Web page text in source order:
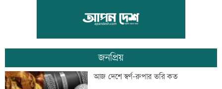
দুদকের মামলায় ঢাকা ব্যাংকের ৪ কর্মকর্তার
কারাদণ্ড
জিয়াউর রহমান দেশে প্রথম সবুজ বিপ্লবের
ডাক দিয়েছিলেন: পরিবেশমন্ত্রী
জনপ্রিয়
আজ দেশে স্বর্ণ-রুপার ভরি কত